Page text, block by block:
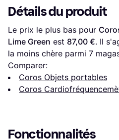
Détails du produit
Le prix le plus bas pour
Lime Green est 87,00 €. Il
la moins chère parmi 7
Comparer:
Coros Objets portables
Coros
Fonctionnalités